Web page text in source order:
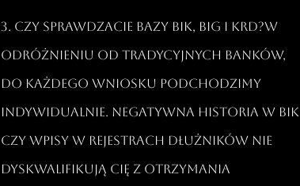
3. Czy sprawdzacie bazy BIK, BIG i KRD?W
odróżnieniu od tradycyjnych banków,
do każdego wniosku podchodzimy
indywidualnie. Negatywna historia w BIK
czy wpisy w rejestrach dłużników nie
dyskwalifikują Cię z otrzymania